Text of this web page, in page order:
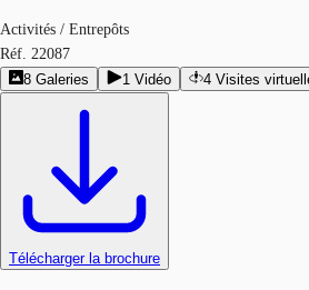
Activités / Entrepôts
Réf. 22087
8 Galeries 1 Vidéo 4 Visites
Télécharger la brochure